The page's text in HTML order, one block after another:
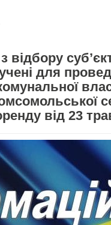
для
від 23